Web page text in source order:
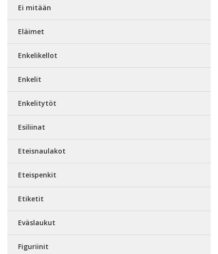
Ei mitään
Eläimet
Enkelikellot
Enkelit
Enkelitytöt
Esiliinat
Eteisnaulakot
Eteispenkit
Etiketit
Eväslaukut
Figuriinit